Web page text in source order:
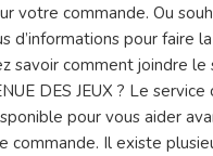
votre commande. Ou
d’informations pour faire
savoir comment joindre le
DES JEUX ? Le
pour vous aider
commande. Il existe